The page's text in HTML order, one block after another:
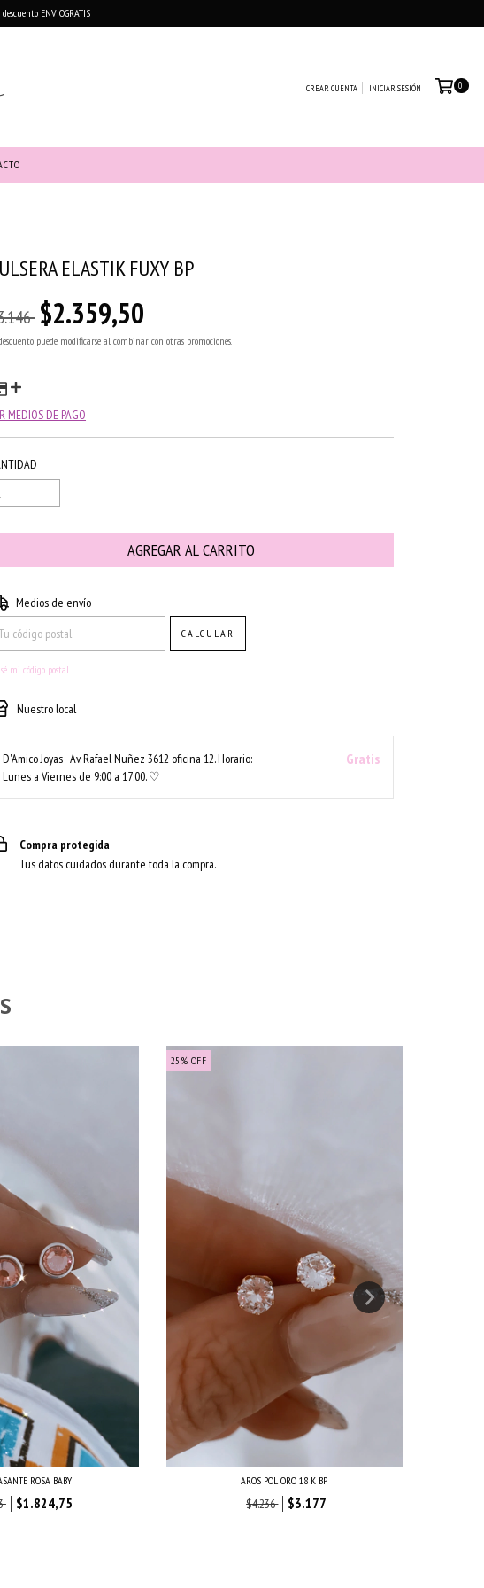
ENVIOGRATIS
CREAR CUENTA INICIAR SESIÓN 0
ELASTIK FUXY BP
$2.359,50
puede modificarse al combinar con otras promociones.
MEDIOS DE PAGO
para el CP:
Medios de envío
CALCULAR
mi código postal
Nuestro local
D'Amico Joyas Av. Rafael Nuñez 3612 oficina 12. Horario:
Lunes a Viernes de 9:00 a 17:00. ♡
Gratis
Compra protegida
Tus datos cuidados durante toda la compra.
ROSA BABY
$1.824,75
25 % OFF
AROS POL ORO 18 K BP
$4.236 $3.177